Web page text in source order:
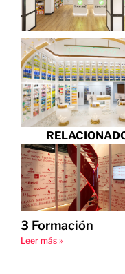
3 Formación
Leer más »